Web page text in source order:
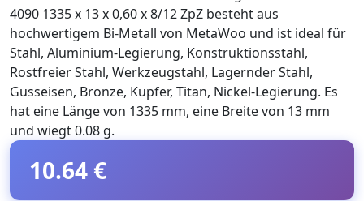
4090 1335 x 13 x 0,60 x 8/12 ZpZ besteht aus
hochwertigem Bi-Metall von MetaWoo und ist ideal für
Stahl, Aluminium-Legierung, Konstruktionsstahl,
Rostfreier Stahl, Werkzeugstahl, Lagernder Stahl,
Gusseisen, Bronze, Kupfer, Titan, Nickel-Legierung. Es
hat eine Länge von 1335 mm, eine Breite von 13 mm
und wiegt 0.08 g.
10.64 €